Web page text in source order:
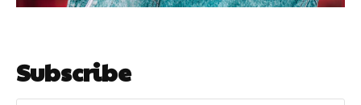
Subscribe